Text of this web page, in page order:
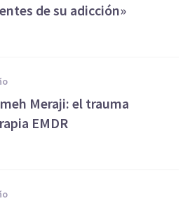
de su adicción»
Meraji: el trauma
EMDR